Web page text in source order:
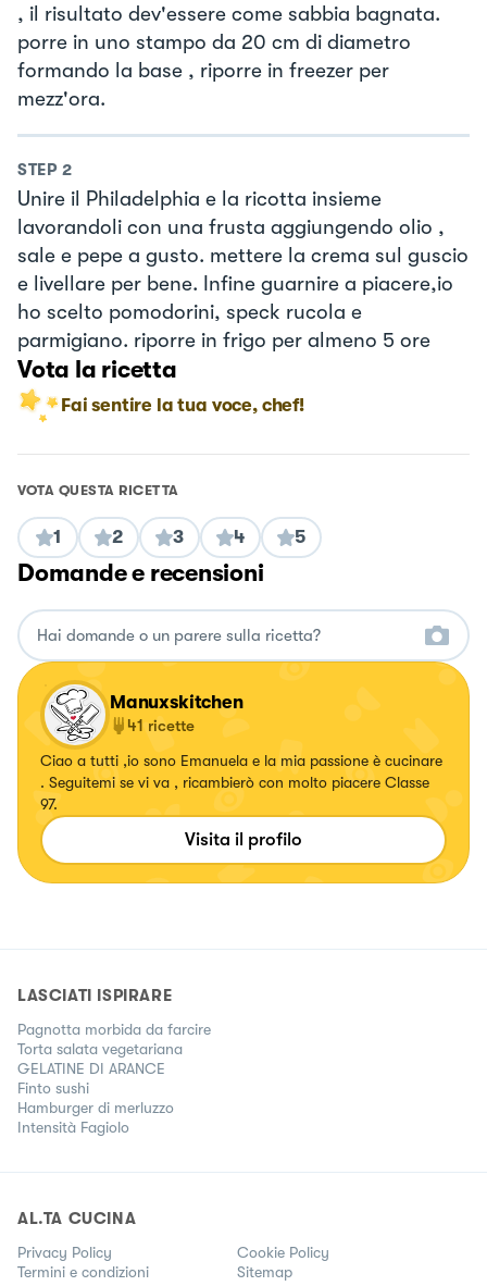
, il risultato dev'essere come sabbia bagnata.
porre in uno stampo da 20 cm di diametro
formando la base , riporre in freezer per
mezz'ora.
STEP 2
Unire il Philadelphia e la ricotta insieme
lavorandoli con una frusta aggiungendo olio ,
sale e pepe a gusto. mettere la crema sul guscio
e livellare per bene. Infine guarnire a piacere,io
ho scelto pomodorini, speck rucola e
parmigiano. riporre in frigo per almeno 5 ore
Vota la ricetta
Fai sentire la tua voce, chef!
VOTA QUESTA RICETTA
1 2 3 4 5
Domande e recensioni
Manuxskitchen
41 ricette
Ciao a tutti ,io sono Emanuela e la mia passione è cucinare
. Seguitemi se vi va , ricambierò con molto piacere Classe
97.
Visita il profilo
LASCIATI ISPIRARE
Pagnotta morbida da farcire
Torta salata vegetariana
GELATINE DI ARANCE
Finto sushi
Hamburger di merluzzo
Intensità Fagiolo
AL.TA CUCINA
Privacy Policy
Cookie Policy
Termini e condizioni
Sitemap